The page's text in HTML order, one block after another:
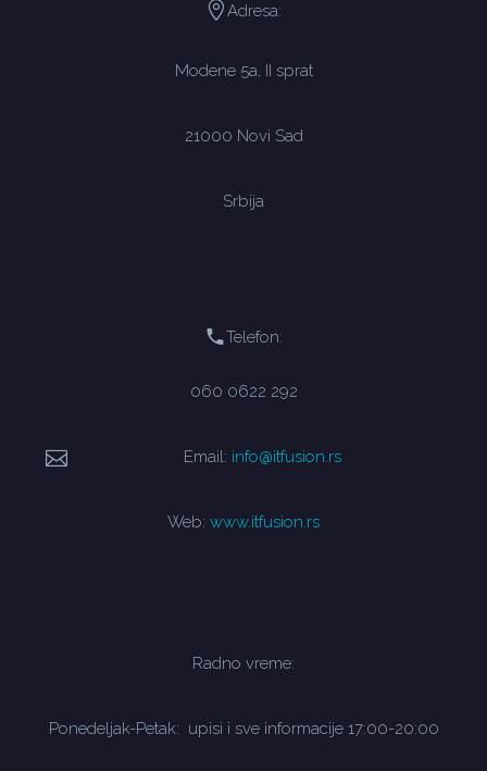
Adresa:
Modene 5a, II sprat
21000 Novi Sad
Srbija
Telefon:
060 0622 292
Email: info@itfusion.rs
Web: www.itfusion.rs
Radno vreme:
Ponedeljak-Petak: upisi i sve informacije 17:00-20:00